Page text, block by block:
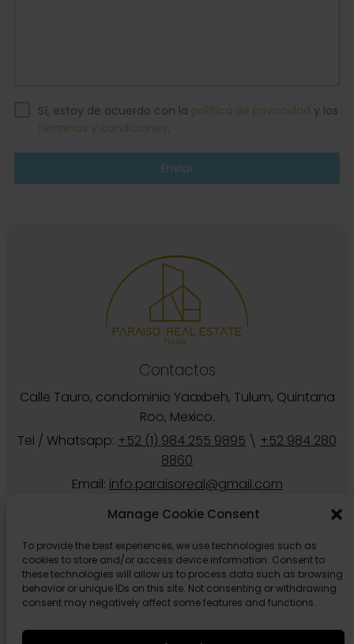
Manage Cookie Consent
To provide the best experiences, we use technologies such as
cookies to store and/or access device information. Consent to
these technologies will allow us to process data such as browsing
behavior or unique IDs on this site. Not consenting or withdrawing
consent may negatively affect some features and functions.
Sí, estoy de acuerdo con la política de privacidad y los
términos y condiciones.
Enviar
Contactos
Calle Tauro, condominio Yaaxbeh, Tulum, Quintana
Roo, Mexico.
Tel / Whatsapp: +52 (1) 984 255 9895 \ +52 984 280
8860
Email: info.paraisoreal@gmail.com